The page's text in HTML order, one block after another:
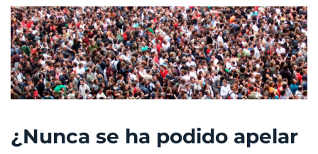
¿Nunca se ha podido apelar